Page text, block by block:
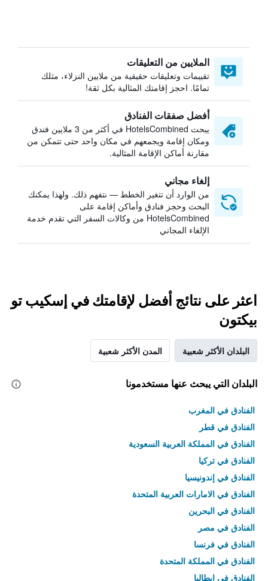
الملايين من التعليقات
تقييمات وتعليقات حقيقية من ملايين النزلاء، مثلك
تمامًا. احجز إقامتك المثالية بكل ثقة!
أفضل صفقات الفنادق
يبحث HotelsCombined في أكثر من 3 ملايين فندق
ومكان إقامة ويجمعهم في مكان واحد حتى تتمكن من
مقارنة أماكن الإقامة المثالية.
إلغاء مجاني
من الوارد أن تتغير الخطط — نتفهم ذلك. ولهذا يمكنك
البحث وحجز فنادق وأماكن إقامة على
HotelsCombined من وكالات السفر التي تقدم خدمة
الإلغاء المجاني
اعثر على نتائج أفضل لإقامتك في إسكيب تو
بيكتون
البلدان الأكثر شعبية المدن الأكثر شعبية
البلدان التي يبحث عنها مستخدمونا
الفنادق في المغرب
الفنادق في قطر
الفنادق في المملكة العربية السعودية
الفنادق في تركيا
الفنادق في إندونيسيا
الفنادق في الامارات العربية المتحدة
الفنادق في البحرين
الفنادق في مصر
الفنادق في فرنسا
الفنادق في المملكة المتحدة
الفنادق في إيطاليا